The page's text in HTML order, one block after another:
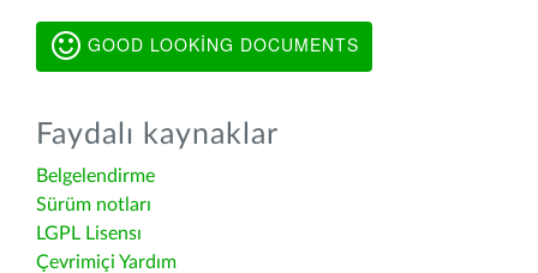
GOOD LOOKING DOCUMENTS
Faydalı kaynaklar
Belgelendirme
Sürüm notları
LGPL Lisensı
Çevrimiçi Yardım